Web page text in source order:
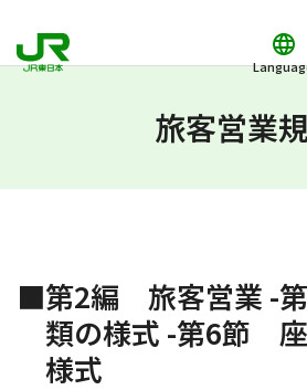
旅客営業
■第2編 旅客営業 -
類の様式 -第6節
様式